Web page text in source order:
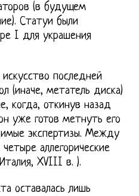
(в будущем
Статуи были
I для украшения
последней
(иначе, метатель диска)
когда, откинув назад
уже готов метнуть его
экспертизы. Между
аллегорические
XVIII в. ).
оставалась лишь